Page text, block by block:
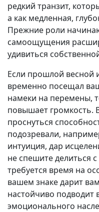
редкий транзит,
а как медленная,
Прежние роли
самоощущения
удивиться
Если прошлой весной
временно посещал
намеки на перемены,
повышает громкость.
проснуться
подозревали,
интуиция, дар
не спешите делиться
требуется время на
вашем знаке дарит
настойчиво подводит
эмоционального